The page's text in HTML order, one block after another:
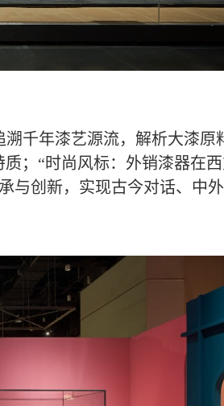
千年漆艺源流，解析大漆原
；“时尚风标：外销漆器在
与创新，实现古今对话、中外